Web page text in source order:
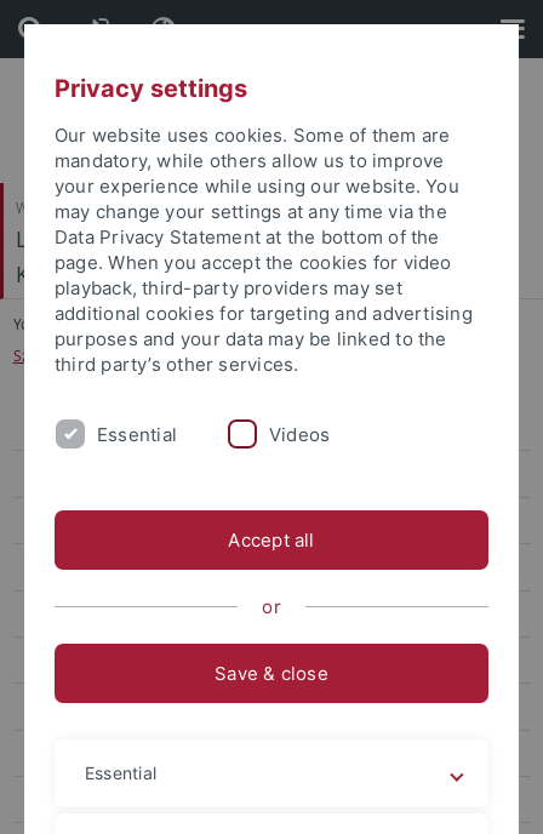
Skip
to
content
Skip
to
footer
Wirtschafts- und Sozialwissenschaftliche Fakultät
Ludwig-Uhland-Institut für Empirische
Kulturwissenschaft
You are here: Startseite
...
Szenographische Museumsausstellungen
Drittmittelprojekte am LUI
Erschliessung Bausinger-Nachlass
Blickwinkel
Hybrid Epistemic Practices
Curating the Feed
Privacy settings
Our website uses cookies. Some of them are
mandatory, while others allow us to improve
your experience while using our website. You
may change your settings at any time via the
Data Privacy Statement at the bottom of the
page. When you accept the cookies for video
playback, third-party providers may set
additional cookies for targeting and advertising
purposes and your data may be linked to the
third party’s other services.
Essential Videos
Accept all
or
Save & close
Essential